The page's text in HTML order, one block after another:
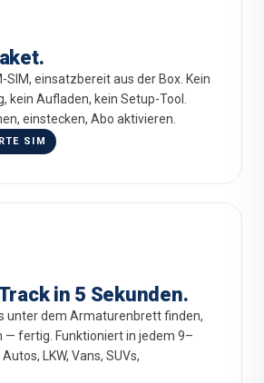
SIM, einsatzbereit aus der Box. Kein
kein Aufladen, kein Setup-Tool.
einstecken, Abo aktivieren.
SIM
in 5 Sekunden.
unter dem Armaturenbrett finden,
— fertig. Funktioniert in jedem 9–
LKW, Vans, SUVs,